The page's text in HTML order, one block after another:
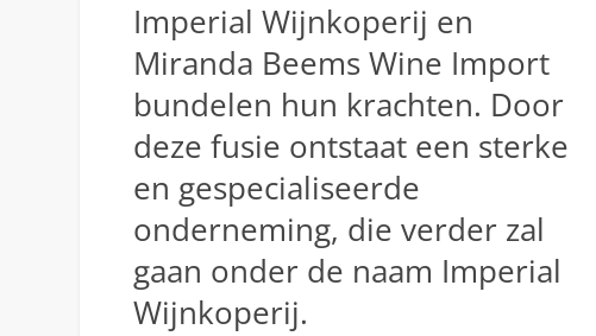
Imperial Wijnkoperij en
Miranda Beems Wine Import
bundelen hun krachten. Door
deze fusie ontstaat een sterke
en gespecialiseerde
onderneming, die verder zal
gaan onder de naam Imperial
Wijnkoperij.